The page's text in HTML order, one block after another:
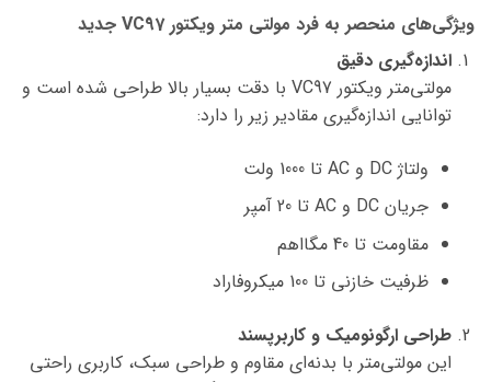
ویژگی‌های منحصر به فرد مولتی‌ متر ویکتور VC97 جدید
اندازه‌گیری دقیق
مولتی‌متر ویکتور VC97 با دقت بسیار بالا طراحی شده است و
توانایی اندازه‌گیری مقادیر زیر را دارد:
ولتاژ DC و AC تا 1000 ولت
جریان DC و AC تا 20 آمپر
مقاومت تا 40 مگااهم
ظرفیت خازنی تا 100 میکروفاراد
طراحی ارگونومیک و کاربرپسند
این مولتی‌متر با بدنه‌ای مقاوم و طراحی سبک، کاربری راحتی